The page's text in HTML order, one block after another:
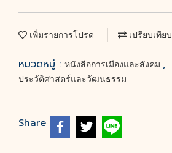
เพิ่มรายการโปรด เปรียบเทียบ
หมวดหมู่ : หนังสือการเมืองและสังคม ,
ประวัติศาสตร์และวัฒนธรรม
Share